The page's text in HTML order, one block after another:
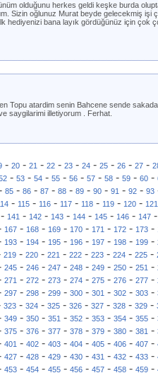
olduğunu herkes geldi keşke burda
Sizin oğlunuz Murat beyde gelecekmiş işi
hediyenizi bana layık gördüğünüz için çok
Topu atardim senin Bahcene sende
saygilarimi illetiyorum . Ferhat.
- 20- 21- 22- 23- 24- 25- 26- 27-
- 53- 54- 55- 56- 57- 58- 59- 60-
85 - 86 - 87 - 88 - 89 - 90 - 91 - 92 - 93
- 115 - 116 - 117 - 118 - 119 - 120 - 121
- 141 - 142 - 143 - 144 - 145 - 146 - 147 -
167- 168- 169- 170- 171- 172- 173-
193- 194- 195- 196- 197- 198- 199-
219 - 220 - 221 - 222 - 223 - 224 - 225 -
245- 246- 247- 248- 249- 250- 251-
271- 272- 273- 274- 275- 276- 277-
297- 298- 299- 300- 301- 302- 303-
323 - 324 - 325 - 326 - 327 - 328 - 329 -
349- 350- 351- 352- 353- 354- 355-
375- 376- 377- 378- 379- 380- 381-
401 - 402 - 403 - 404 - 405 - 406 - 407 -
427- 428- 429- 430- 431- 432- 433-
453- 454- 455- 456- 457- 458- 459-